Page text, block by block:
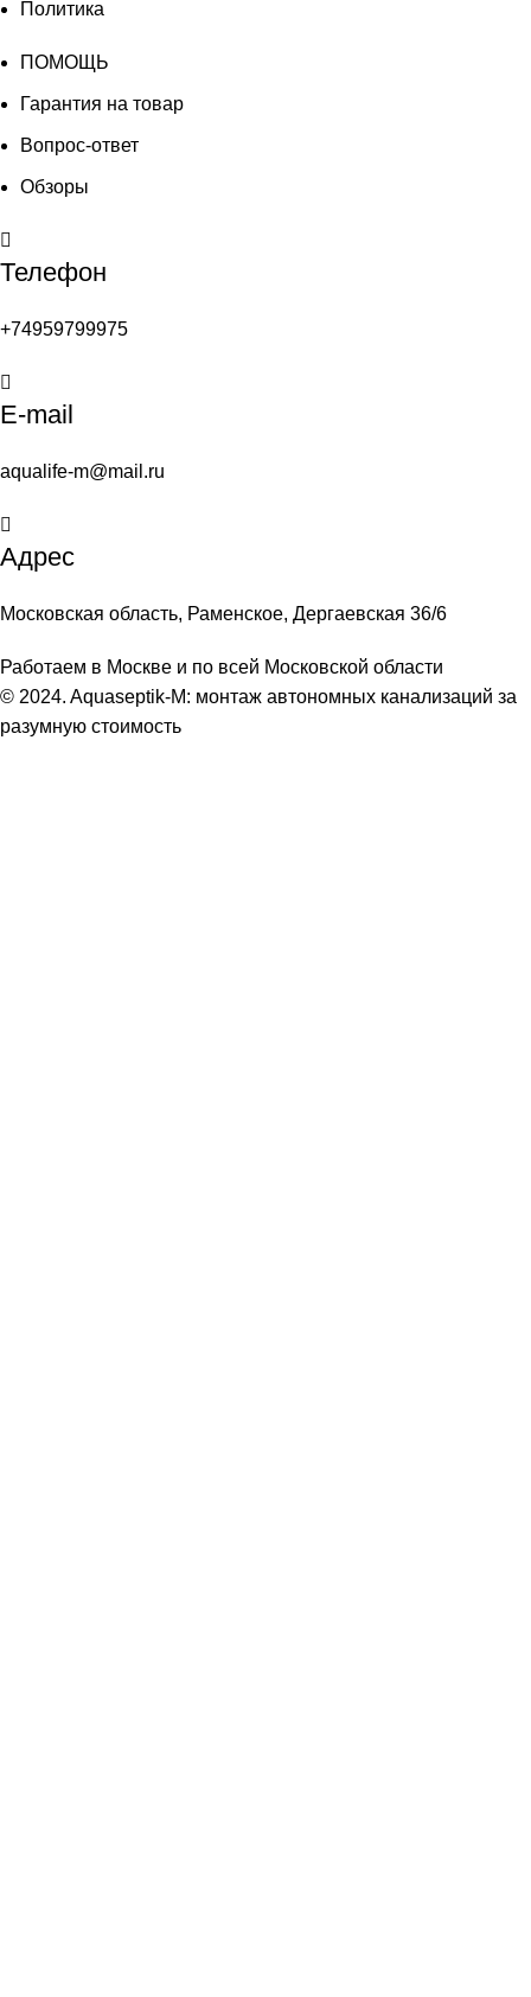
Политика
ПОМОЩЬ
Гарантия на товар
Вопрос-ответ
Обзоры
Телефон
+74959799975
E-mail
aqualife-m@mail.ru
Адрес
Московская область, Раменское, Дергаевская 36/6
Работаем в Москве и по всей Московской области
© 2024. Aquaseptik-M: монтаж автономных канализаций за
разумную стоимость